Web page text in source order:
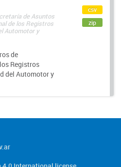
de Asuntos
de los Registros
Automotor y
de
Registros
del Automotor y
csv
zip